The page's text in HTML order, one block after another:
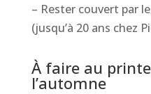
– Rester couvert par
(jusqu’à 20 ans chez
À faire au
l’automne